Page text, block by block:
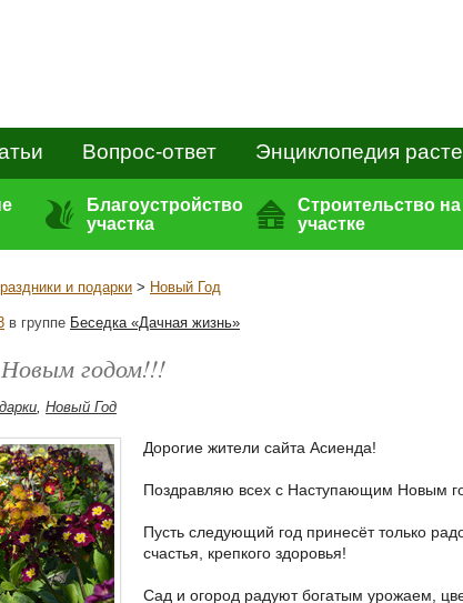
Вопрос-ответ Энциклопедия
Благоустройство
участка
Строительство на
участке
и подарки > Новый Год
в группе Беседка «Дачная жизнь»
Новым годом!!!
, Новый Год
Дорогие жители сайта Асиенда!
Поздравляю всех с Наступающим Новым
Пусть следующий год принесёт только
счастья, крепкого здоровья!
Сад и огород радуют богатым урожаем,